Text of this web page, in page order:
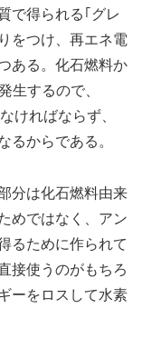
で得られる｢グレ
をつけ、再エネ電
ある。化石燃料か
生するので、
ければならず、
るからである。
分は化石燃料由来
めではなく、アン
るために作られて
接使うのがもちろ
ーをロスして水素